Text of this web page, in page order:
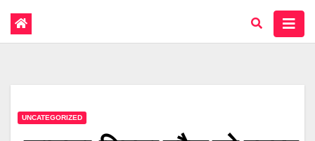
UNCATEGORIZED